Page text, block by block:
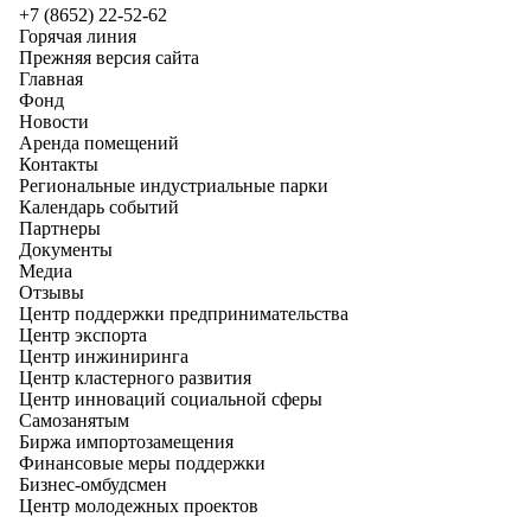
+7 (8652) 22-52-62
Горячая линия
Прежняя версия сайта
Главная
Фонд
Новости
Аренда помещений
Контакты
Региональные индустриальные парки
Календарь событий
Партнеры
Документы
Медиа
Отзывы
Центр поддержки предпринимательства
Центр экспорта
Центр инжиниринга
Центр кластерного развития
Центр инноваций социальной сферы
Cамозанятым
Биржа импортозамещения
Финансовые меры поддержки
Бизнес-омбудсмен
Центр молодежных проектов